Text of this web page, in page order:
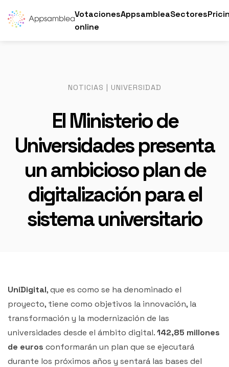
Votaciones
online
AppsambleaSectores
NOTICIAS | UNIVERSIDAD
El Ministerio de
Universidades presenta
un ambicioso plan de
digitalización para el
sistema universitario
UniDigital, que es como se ha denominado el
proyecto, tiene como objetivos la innovación, la
transformación y la modernización de las
universidades desde el ámbito digital.142,85 millones
de euros conformarán un plan que se ejecutará
durante los próximos años y sentará las bases del